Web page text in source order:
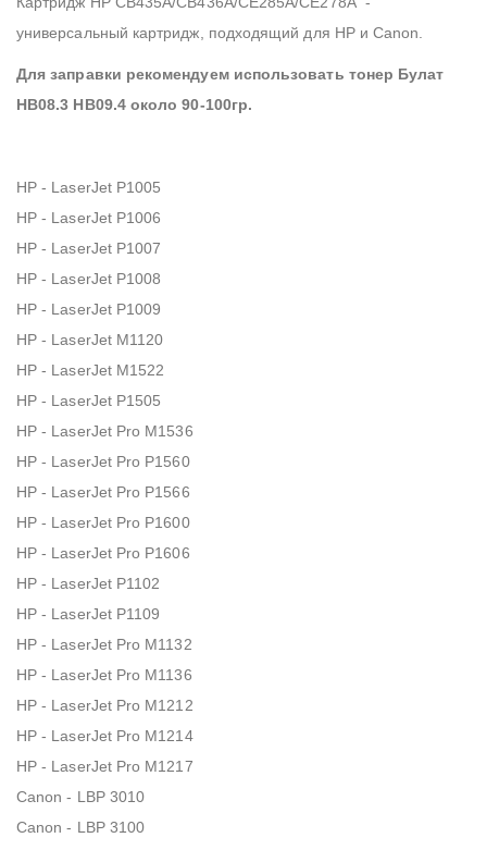
универсальный картридж, подходящий для HP и Canon.
Для заправки рекомендуем использовать тонер Булат
HB08.3 HB09.4 около 90-100гр.
HP - LaserJet P1005
HP - LaserJet P1006
HP - LaserJet P1007
HP - LaserJet P1008
HP - LaserJet P1009
HP - LaserJet M1120
HP - LaserJet M1522
HP - LaserJet P1505
HP - LaserJet Pro M1536
HP - LaserJet Pro P1560
HP - LaserJet Pro P1566
HP - LaserJet Pro P1600
HP - LaserJet Pro P1606
HP - LaserJet P1102
HP - LaserJet P1109
HP - LaserJet Pro M1132
HP - LaserJet Pro M1136
HP - LaserJet Pro M1212
HP - LaserJet Pro M1214
HP - LaserJet Pro M1217
Canon - LBP 3010
Canon - LBP 3100